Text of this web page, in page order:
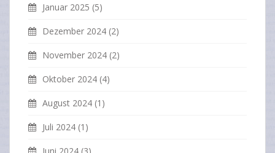
Januar 2025 (5)
Dezember 2024 (2)
November 2024 (2)
Oktober 2024 (4)
August 2024 (1)
Juli 2024 (1)
Juni 2024 (3)